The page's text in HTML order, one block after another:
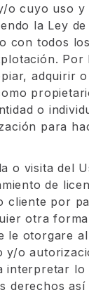
o cuyo uso
la Ley
con todos
adquirir
o
para
o visita del
de
cliente por
otra
le otorgare
y/o
interpretar
derechos